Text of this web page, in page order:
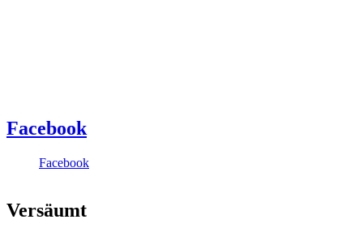
Facebook
Facebook
Versäumt